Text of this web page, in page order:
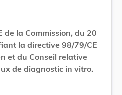
de la Commission, du 20
la directive 98/79/CE
et du Conseil relative
de diagnostic in vitro.